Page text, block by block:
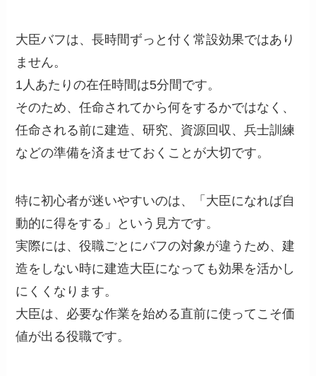
大臣バフは、長時間ずっと付く常設効果ではあり
ません。
1人あたりの在任時間は5分間です。
そのため、任命されてから何をするかではなく、
任命される前に建造、研究、資源回収、兵士訓練
などの準備を済ませておくことが大切です。
特に初心者が迷いやすいのは、「大臣になれば自
動的に得をする」という見方です。
実際には、役職ごとにバフの対象が違うため、建
造をしない時に建造大臣になっても効果を活かし
にくくなります。
大臣は、必要な作業を始める直前に使ってこそ価
値が出る役職です。